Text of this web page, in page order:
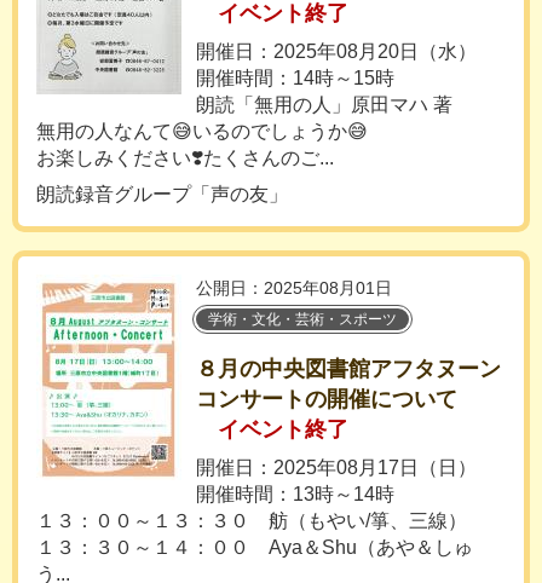
イベント終了
開催日：2025年08月20日（水）
開催時間：14時～15時
朗読「無用の人」原田マハ 著
無用の人なんて😅いるのでしょうか😅
お楽しみください❣️たくさんのご...
朗読録音グループ「声の友」
公開日：2025年08月01日
学術・文化・芸術・スポーツ
８月の中央図書館アフタヌーン
コンサートの開催について
イベント終了
開催日：2025年08月17日（日）
開催時間：13時～14時
１３：００～１３：３０ 舫（もやい/箏、三線）
１３：３０～１４：００ Aya＆Shu（あや＆しゅ
う...